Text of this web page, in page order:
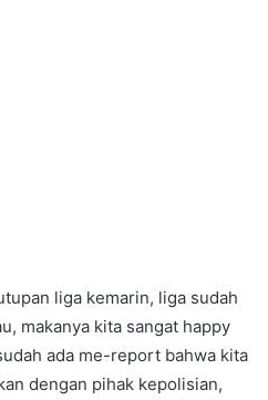
liga kemarin, liga sudah
makanya kita sangat happy
ada me-report bahwa kita
dengan pihak kepolisian,